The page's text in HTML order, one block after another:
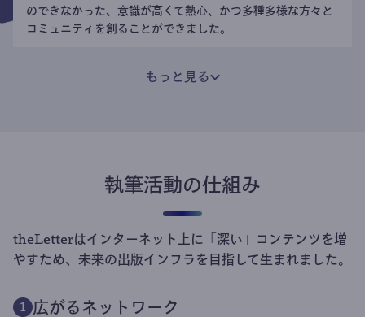
のできなかった、意識が高くて熱心、かつ多種多様な方々と
コミュニティを創ることができました。
もっと見る
執筆活動の仕組み
theLetterはインターネット上に「深い」コンテンツを増
やすため、未来の出版インフラを目指して生まれました。
1 広がるネットワーク